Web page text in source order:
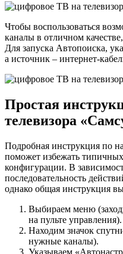
Чтобы воспользоваться
каналы в отличном
Для запуска Автопоиска,
а источник – интернет-
Простая
телевизора
Подробная инструкция по
поможет избежать
конфигурации. В
последовательность
однако общая инструкция
Выбираем меню
на пульте управления).
Находим значок
нужные каналы).
Указываем